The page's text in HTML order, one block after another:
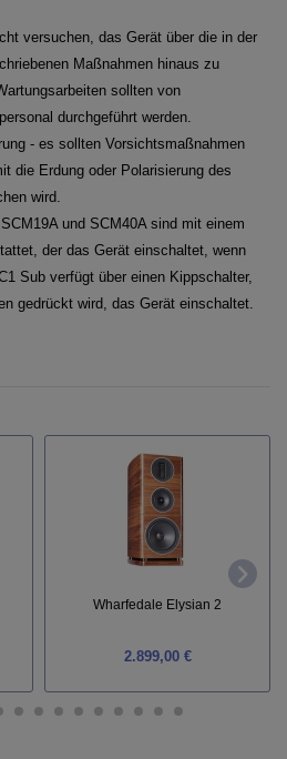
versuchen, das Gerät über die in der
Maßnahmen hinaus zu
sollten von
durchgeführt werden.
- es sollten Vorsichtsmaßnahmen
die Erdung oder Polarisierung des
wird.
und SCM40A sind mit einem
der das Gerät einschaltet, wenn
Sub verfügt über einen Kippschalter,
gedrückt wird, das Gerät einschaltet.
Wharfedale Elysian 2
2.899,00 €